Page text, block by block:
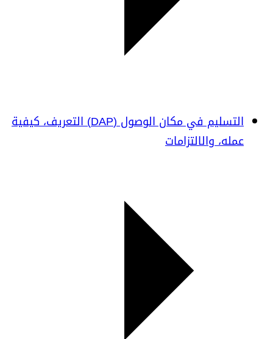
التسليم في مكان الوصول (DAP) التعريف، كيفية
عمله، والالتزامات